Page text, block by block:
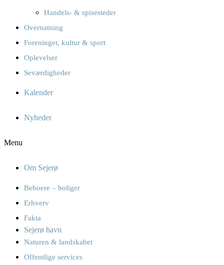
Handels- & spisesteder
Overnatning
Foreninger, kultur & sport
Oplevelser
Seværdigheder
Kalender
Nyheder
Menu
Om Sejerø
Beboere – boliger
Erhverv
Fakta
Sejerø havn
Naturen & landskabet
Offentlige services